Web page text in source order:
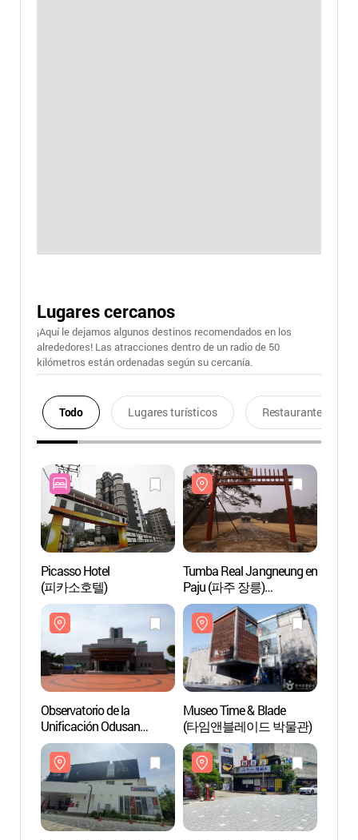
Lugares cercanos
¡Aquí le dejamos algunos destinos recomendados en los
alrededores! Las atracciones dentro de un radio de 50
kilómetros están ordenadas según su cercanía.
Todo Lugares turísticos Restaurantes
Picasso Hotel
(피카소호텔)
Tumba Real Jangneung en
Paju (파주 장릉)
[Patrimonio Cultural de la
Humanidad de la Unesco]
Observatorio de la
Unificación Odusan
(오두산 통일전망대)
Museo Time & Blade
(타임앤블레이드 박물관)